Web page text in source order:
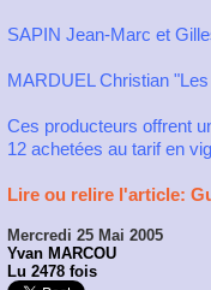
SAPIN Jean-Marc et
MARDUEL Christian
Ces producteurs offrent
12 achetées au tarif en
Lire ou relire l'article:
Mercredi 25 Mai 2005
Yvan MARCOU
Lu 2478 fois